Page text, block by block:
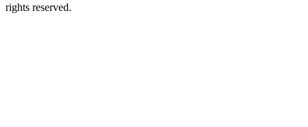
rights reserved.